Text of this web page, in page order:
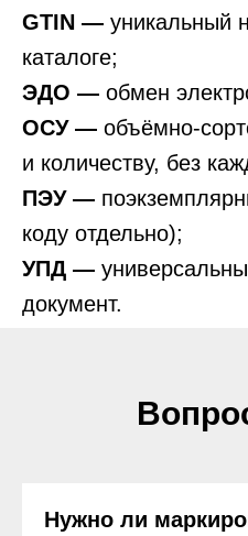
GTIN — уникальный
каталоге;
ЭДО — обмен
ОСУ — объёмно-
и количеству, без
ПЭУ —
коду отдельно);
УПД —
документ.
Нужно ли